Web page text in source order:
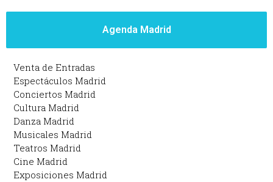
Agenda Madrid
Venta de Entradas
Espectáculos Madrid
Conciertos Madrid
Cultura Madrid
Danza Madrid
Musicales Madrid
Teatros Madrid
Cine Madrid
Exposiciones Madrid